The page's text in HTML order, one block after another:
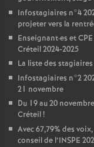
Infostagiaires n°4
projeter vers la
Enseignant·es etCPE
Créteil 2024-2025
La liste des
Infostagiaires n°2
21 novembre
Du 19 au 20
Créteil!
Avec 67,79% des voix,
conseil de l’INSPE